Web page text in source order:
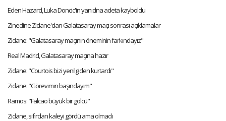
Eden Hazard, Luka Doncic'in yanıdna adeta kayboldu
Zinedine Zidane'dan Galatasaray maçı sonrası açıklamalar
Zidane: "Galatasaray maçının öneminin farkındayız"
Real Madrid, Galatasaray maçına hazır
Zidane: "Courtois bizi yenilgiden kurtardı"
Zidane: "Görevimin başındayım"
Ramos: "Falcao büyük bir golcü"
Zidane, sıfırdan kaleyi gördü ama olmadı